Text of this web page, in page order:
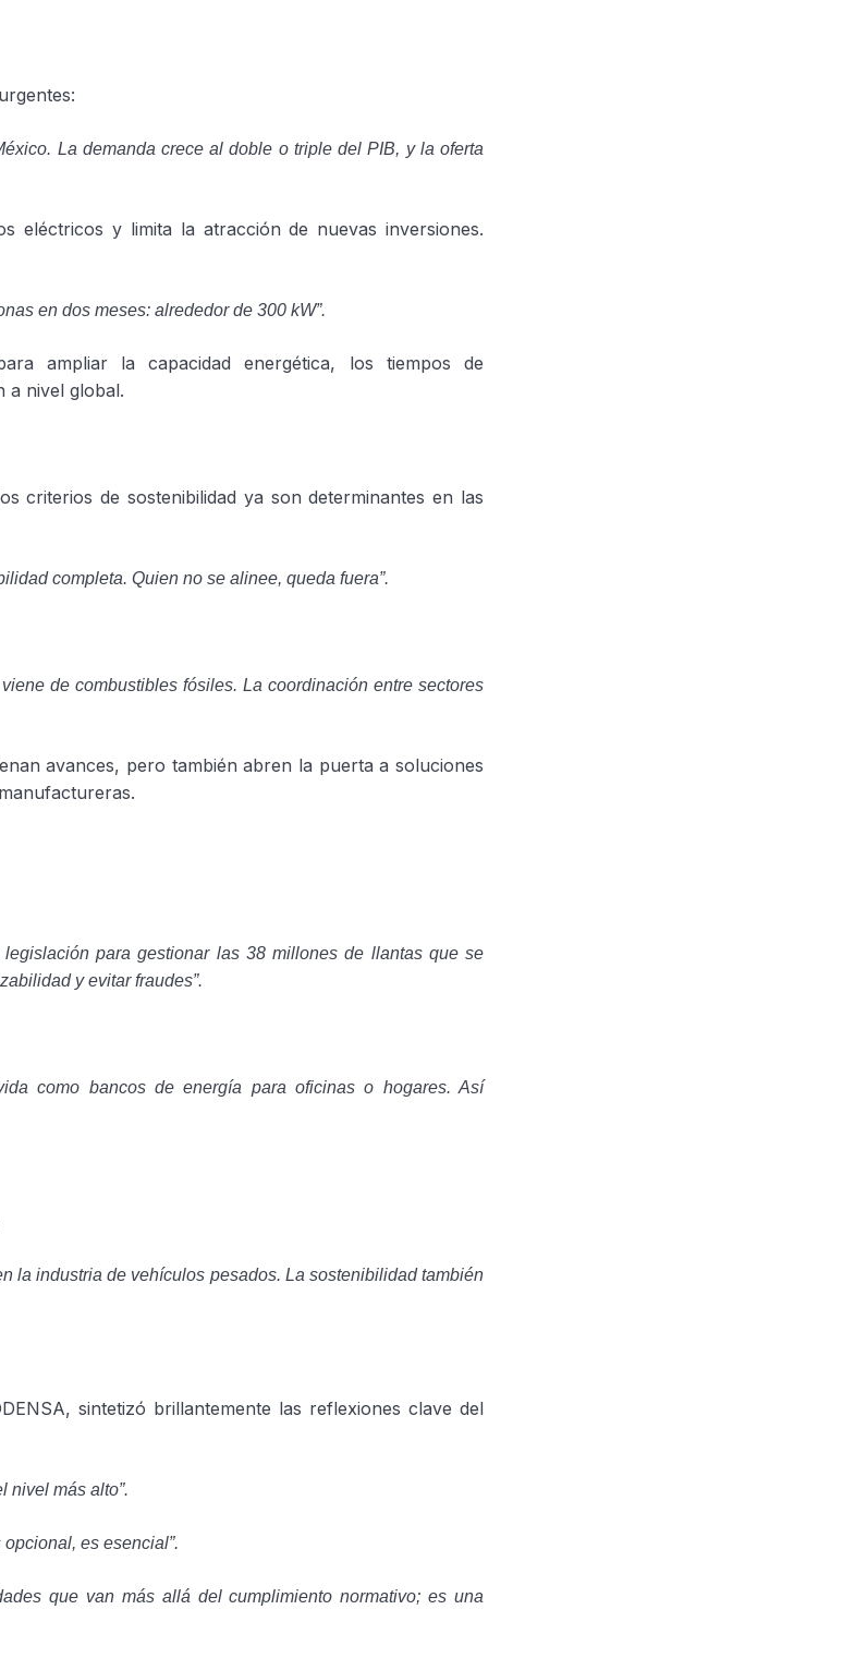
La demanda crece al doble o triple del PIB, y la oferta
eléctricos y limita la atracción de nuevas inversiones.
en dos meses: alrededor de 300 kW”.
ampliar la capacidad energética, los tiempos de
a nivel global.
criterios de sostenibilidad ya son determinantes en las
completa. Quien no se alinee, queda fuera”.
de combustibles fósiles. La coordinación entre sectores
avances, pero también abren la puerta a soluciones
para gestionar las 38 millones de llantas que se
y evitar fraudes”.
como bancos de energía para oficinas o hogares. Así
la industria de vehículos pesados. La sostenibilidad también
sintetizó brillantemente las reflexiones clave del
nivel más alto”.
es esencial”.
que van más allá del cumplimiento normativo; es una